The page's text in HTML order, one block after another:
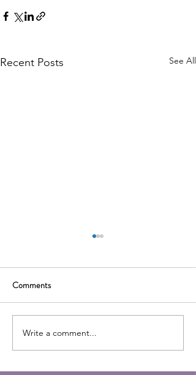
Recent Posts See All
השתלמות שני קולות
Comments
Write a comment...